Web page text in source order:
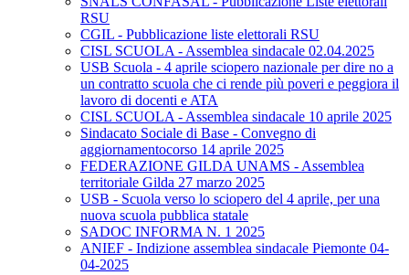
RSU
CGIL - Pubblicazione liste elettorali RSU
CISL SCUOLA - Assemblea sindacale 02.04.2025
USB Scuola - 4 aprile sciopero nazionale per dire no a
un contratto scuola che ci rende più poveri e peggiora il
lavoro di docenti e ATA
CISL SCUOLA - Assemblea sindacale 10 aprile 2025
Sindacato Sociale di Base - Convegno di
aggiornamentocorso 14 aprile 2025
FEDERAZIONE GILDA UNAMS - Assemblea
territoriale Gilda 27 marzo 2025
USB - Scuola verso lo sciopero del 4 aprile, per una
nuova scuola pubblica statale
SADOC INFORMA N. 1 2025
ANIEF - Indizione assemblea sindacale Piemonte 04-
04-2025